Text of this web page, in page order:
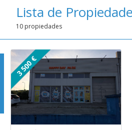
Lista de
10 propiedades
3 500 €